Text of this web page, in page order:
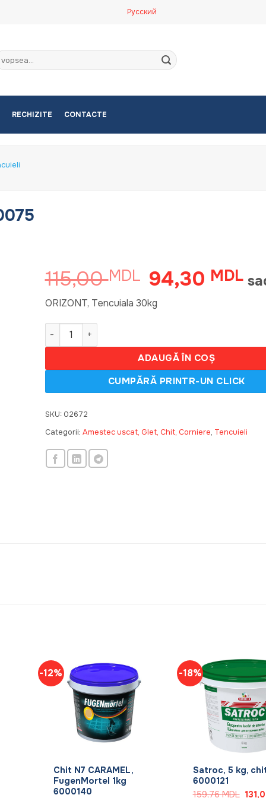
Русский
RECHIZITE CONTACTE
115,00MDL Prețul
inițial
a
94,30 MDL
ORIZONT, Tencuiala 30kg
Cantitate ORIZONT, Tencuiala 30kg C 370075
ADAUGĂ ÎN COȘ
SKU: 02672
Categorii: Amestec uscat, Glet, Chit, Corniere, Tencuieli
-12%
Chit N7 CARAMEL,
FugenMortel 1kg
6000140
-18%
Satroc, 5 kg,
6000121
159,76MDL Prețul